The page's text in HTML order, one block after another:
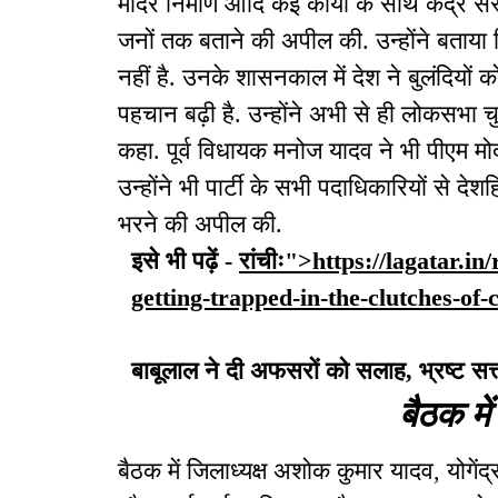
जनों तक बताने की अपील की. उन्होंने बताया
नहीं है. उनके शासनकाल में देश ने बुलंदियों
पहचान बढ़ी है. उन्होंने अभी से ही
कहा. पूर्व विधायक मनोज यादव ने भी पीएम
उन्होंने भी पार्टी के सभी पदाधिकारियों से
भरने की अपील की.
इसे भी पढ़ें -रांचीः">https://
getting-trapped-in-the-clutches-of-
बाबूलाल ने दी अफसरों को सलाह, भ्रष्ट
बैठक में
बैठक में जिलाध्यक्ष अशोक कुमार यादव,